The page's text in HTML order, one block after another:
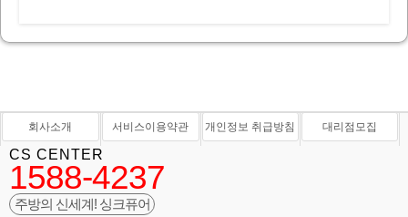
회사소개 서비스이용약관 개인정보 취급방침 대리점모집
CS CENTER
1588-4237
주방의 신세계! 싱크퓨어